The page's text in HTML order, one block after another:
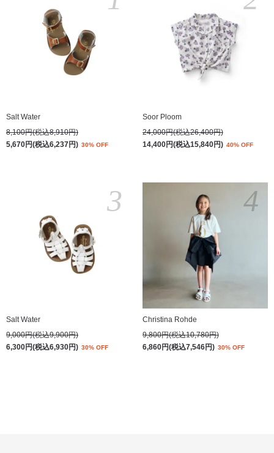
Salt Water
8,100円(税込8,910円)
5,670円(税込6,237円) 30% OFF
Soor Ploom
24,000円(税込26,400円)
14,400円(税込15,840円) 40% OFF
Salt Water
9,000円(税込9,900円)
6,300円(税込6,930円) 30% OFF
3
Christina Rohde
9,800円(税込10,780円)
6,860円(税込7,546円) 30% OFF
4